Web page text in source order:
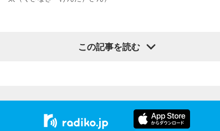
放送日時：TOKYO FM／FM 大阪 毎週日曜 22:00～22:25、エ
フエム山陰 毎週土曜 12:30～12:55
やっぱり、この世に生きている限りは、フィジカルなことっ
――精神力を支えるのは徹底した体調管理であると説く江
原。さらに、日常生活におけるコンディションづくりの重要
性を語ります。
山奥の大きなダムを見学しているあなた。
次の中から近いものを1つ選んでください。
この記事を読む